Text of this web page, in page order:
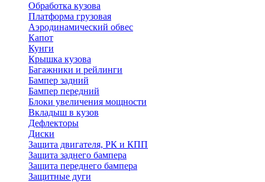
Обработка кузова
Платформа грузовая
Аэродинамический обвес
Капот
Кунги
Крышка кузова
Багажники и рейлинги
Бампер задний
Бампер передний
Блоки увеличения мощности
Вкладыш в кузов
Дефлекторы
Диски
Защита двигателя, РК и КПП
Защита заднего бампера
Защита переднего бампера
Защитные дуги